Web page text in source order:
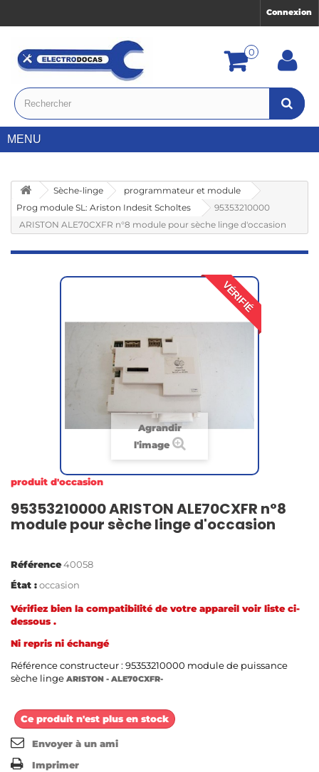
Connexion
0
MENU
Sèche-linge
programmateur et module
Prog module SL: Ariston Indesit Scholtes
95353210000
ARISTON ALE70CXFR n°8 module pour sèche linge d'occasion
VÉRIFIÉ
Agrandir
l'image
produit d'occasion
95353210000 ARISTON ALE70CXFR n°8
module pour sèche linge d'occasion
Référence40058
État :occasion
Vérifiez bien la compatibilité de votre appareil voir liste ci-
dessous .
Ni repris ni échangé
Référence constructeur : 95353210000 module de puissance
sèche linge ARISTON - ALE70CXFR-
Ce produit n'est plus en stock
Envoyer à un ami
Imprimer